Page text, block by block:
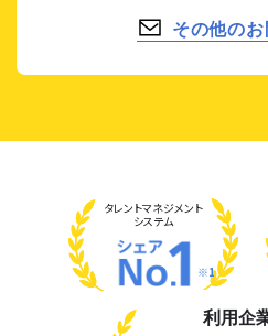
その他の
タレントマネジメント
システム
※1
利用企